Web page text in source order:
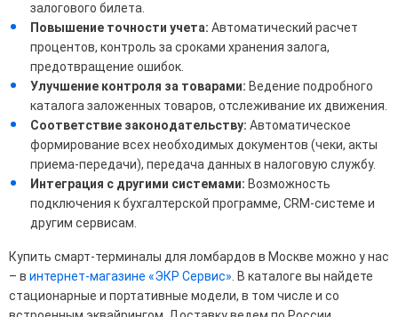
залогового билета.
Повышение точности учета: Автоматический расчет
процентов, контроль за сроками хранения залога,
предотвращение ошибок.
Улучшение контроля за товарами: Ведение подробного
каталога заложенных товаров, отслеживание их движения.
Соответствие законодательству: Автоматическое
формирование всех необходимых документов (чеки, акты
приема-передачи), передача данных в налоговую службу.
Интеграция с другими системами: Возможность
подключения к бухгалтерской программе, CRM-системе и
другим сервисам.
Купить смарт-терминалы для ломбардов в Москве можно у нас
– в интернет-магазине «ЭКР Сервис» . В каталоге вы найдете
стационарные и портативные модели, в том числе и со